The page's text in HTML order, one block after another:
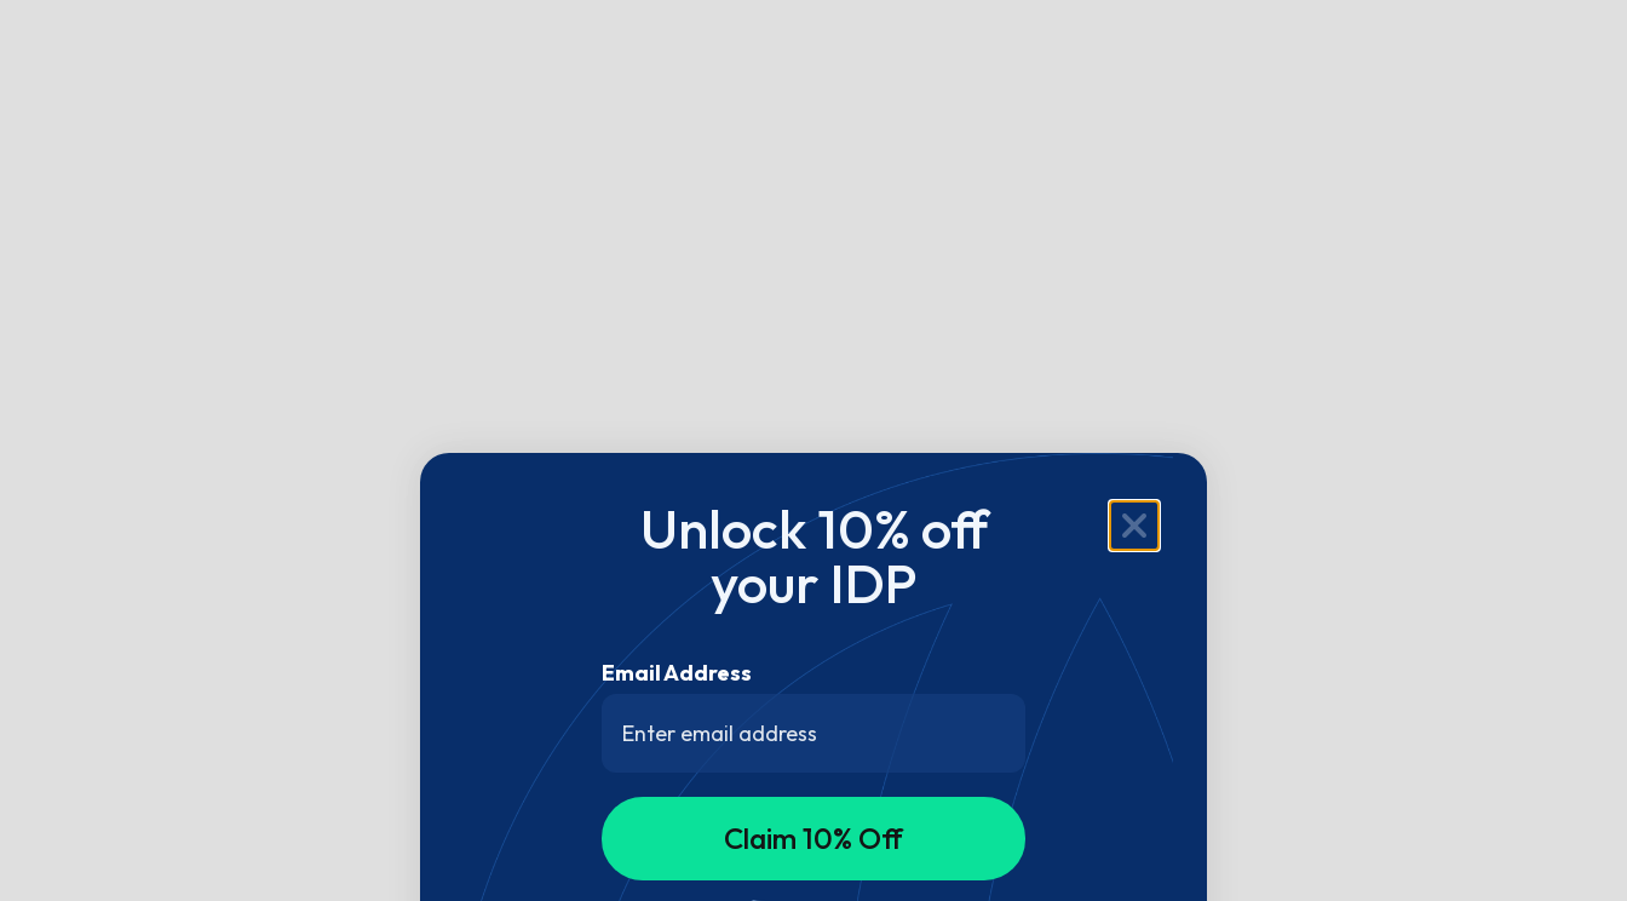
Unlock 10% off
your IDP
Email Address
Claim 10% Off